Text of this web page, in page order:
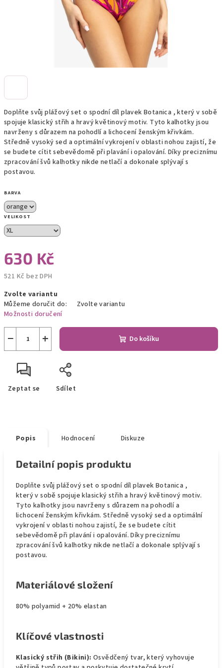
Doplňte svůj plážový set o spodní díl plavek Botanica , který v sobě
spojuje klasický střih a hravý květinový motiv. Tyto kalhotky jsou
navrženy s důrazem na pohodlí a lichocení ženským křivkám.
Středně vysoký sed a optimální vykrojení v oblasti nohou zajistí, že
se budete cítit sebevědomě při plavání i opalování. Díky preciznímu
zpracování švů kalhotky nikde netlačí a dokonale splývají s
postavou.
BARVA
VELIKOST
630 Kč
521 Kč bez DPH
cena:
Zvolte variantu
Můžeme doručit do:
Zvolte variantu
Možnosti doručení
+
− Do košíku
Zeptat se Sdílet
Popis Hodnocení Diskuze
Detailní popis produktu
Doplňte svůj plážový set o spodní díl plavek Botanica ,
který v sobě spojuje klasický střih a hravý květinový motiv.
Tyto kalhotky jsou navrženy s důrazem na pohodlí a
lichocení ženským křivkám. Středně vysoký sed a optimální
vykrojení v oblasti nohou zajistí, že se budete cítit
sebevědomě při plavání i opalování. Díky preciznímu
zpracování švů kalhotky nikde netlačí a dokonale splývají s
postavou.
Materiálové složení
80% polyamid + 20% elastan
Klíčové vlastnosti
Klasický střih (Bikini): Osvědčený tvar, který vyhovuje